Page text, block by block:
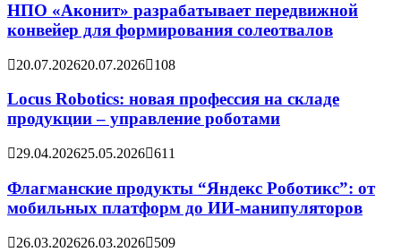
НПО «Аконит» разрабатывает передвижной
конвейер для формирования солеотвалов
20.07.202620.07.2026 108
Locus Robotics: новая профессия на складе
продукции – управление роботами
29.04.202625.05.2026 611
Флагманские продукты “Яндекс Роботикс”: от
мобильных платформ до ИИ-манипуляторов
26.03.202626.03.2026 509